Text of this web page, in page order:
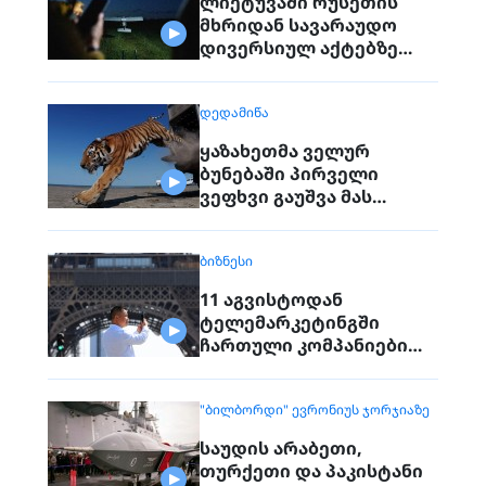
მხრიდან სავარაუდო
დივერსიულ აქტებზე
ᲓᲔᲓᲐᲛᲘᲬᲐ
ყაზახეთმა ველურ
ბუნებაში პირველი
ვეფხვი გაუშვა მას
გაქრა თურანული ვეფხვი
ᲑᲘᲖᲜᲔᲡᲘ
11 აგვისტოდან
ტელემარკეტინგში
ჩართული კომპანიები
მოქალაქეებს
"ᲑᲘᲚᲑᲝᲠᲓᲘ" ᲔᲕᲠᲝᲜᲘᲣᲡ ᲯᲝᲠᲯᲘᲐᲖᲔ
საუდის არაბეთი,
თურქეთი და პაკისტანი